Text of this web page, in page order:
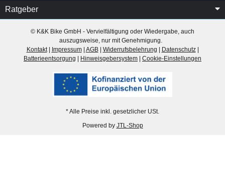
Ratgeber
© K&K Bike GmbH - Vervielfältigung oder Wiedergabe, auch
auszugsweise, nur mit Genehmigung.
Kontakt| Impressum| AGB| Widerrufsbelehrung Datenschutz|
Batterieentsorgung
Hinweisgebersystem Cookie-Einstellungen
* Alle Preise inkl. gesetzlicher USt.
Powered by JTL-Shop